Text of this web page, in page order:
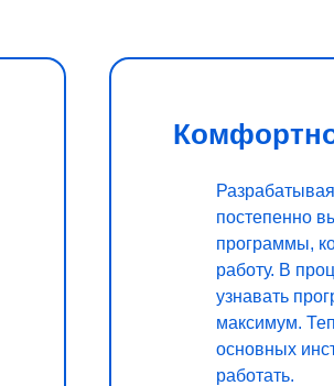
постепенно
программы,
работу. В
узнавать
максимум.
основных
работать.